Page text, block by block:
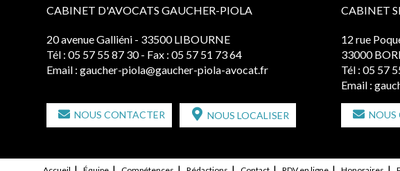
CABINET D'AVOCATS GAUCHER-PIOLA
20 avenue Galliéni - 33500 LIBOURNE
Tél : 05 57 55 87 30 - Fax : 05 57 51 73 64
Email : gaucher-piola@gaucher-piola-avocat.fr
NOUS CONTACTER NOUS LOCALISER
CABINET
12 rue
33000
Tél : 05 57
Email :
NOUS